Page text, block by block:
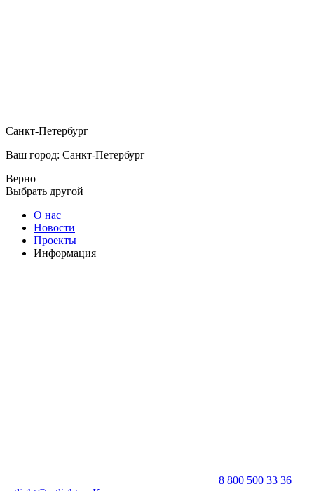
Санкт-Петербург
Ваш город: Санкт-Петербург
Верно
Выбрать другой
О нас
Новости
Проекты
Информация
8 800 500 33 36